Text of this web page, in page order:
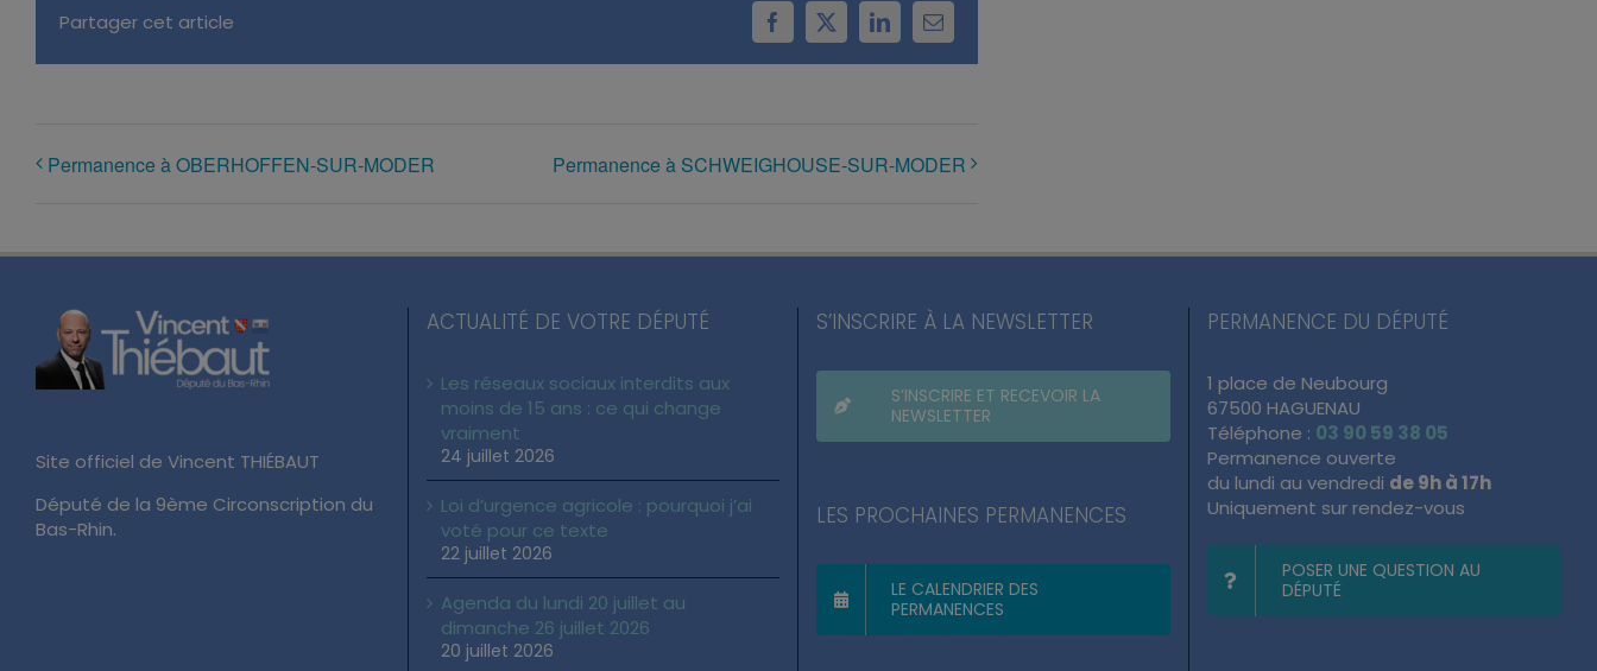
Partager cet article Facebook
X LinkedInEmail
Permanence à OBERHOFFEN-SUR-MODER Permanence à SCHWEIGHOUSE-SUR-MODER
Site officiel de Vincent THIÉBAUT
Député de la 9ème Circonscription du
Bas-Rhin.
ACTUALITÉ DE VOTRE DÉPUTÉ
Les réseaux sociaux interdits aux
moins de 15 ans : ce qui change
vraiment
24 juillet 2026
Loi d’urgence agricole : pourquoi j’ai
voté pour ce texte
22 juillet 2026
Agenda du lundi 20 juillet au
dimanche 26 juillet 2026
20 juillet 2026
S’INSCRIRE À LA NEWSLETTER
S’INSCRIRE ET RECEVOIR LA
NEWSLETTER
LES PROCHAINES PERMANENCES
LE CALENDRIER DES
PERMANENCES
PERMANENCE DU DÉPUTÉ
1 place de Neubourg
67500 HAGUENAU
Téléphone : 03 90 59 38 05
Permanence ouverte
du lundi au vendredi de 9h à 17h
Uniquement sur rendez-vous
POSER UNE QUESTION AU
DÉPUTÉ